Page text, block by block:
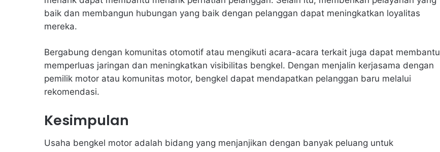
baik dan membangun hubungan yang baik dengan pelanggan dapat meningkatkan loyalitas
mereka.
Bergabung dengan komunitas otomotif atau mengikuti acara-acara terkait juga dapat membantu
memperluas jaringan dan meningkatkan visibilitas bengkel. Dengan menjalin kerjasama dengan
pemilik motor atau komunitas motor, bengkel dapat mendapatkan pelanggan baru melalui
rekomendasi.
Kesimpulan
Usaha bengkel motor adalah bidang yang menjanjikan dengan banyak peluang untuk